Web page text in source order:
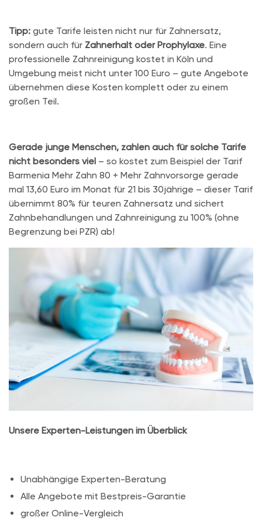
Tipp: gute Tarife leisten nicht nur für Zahnersatz,
sondern auch für Zahnerhalt oder Prophylaxe. Eine
professionelle Zahnreinigung kostet in Köln und
Umgebung meist nicht unter 100 Euro – gute Angebote
übernehmen diese Kosten komplett oder zu einem
großen Teil.
Gerade junge Menschen, zahlen auch für solche Tarife
nicht besonders viel – so kostet zum Beispiel der Tarif
Barmenia Mehr Zahn 80 + Mehr Zahnvorsorge gerade
mal 13,60 Euro im Monat für 21 bis 30jährige – dieser Tarif
übernimmt 80% für teuren Zahnersatz und sichert
Zahnbehandlungen und Zahnreinigung zu 100% (ohne
Begrenzung bei PZR) ab!
Unsere Experten-Leistungen im Überblick
Unabhängige Experten-Beratung
Alle Angebote mit Bestpreis-Garantie
großer Online-Vergleich